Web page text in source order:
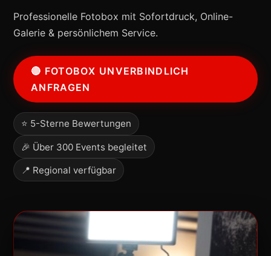
Professionelle Fotobox mit Sofortdruck, Online-
Galerie & persönlichem Service.
🔴 FOTOBOX UNVERBINDLICH
ANFRAGEN
⭐ 5-Sterne Bewertungen
🎉 Über 300 Events begleitet
📍 Regional verfügbar